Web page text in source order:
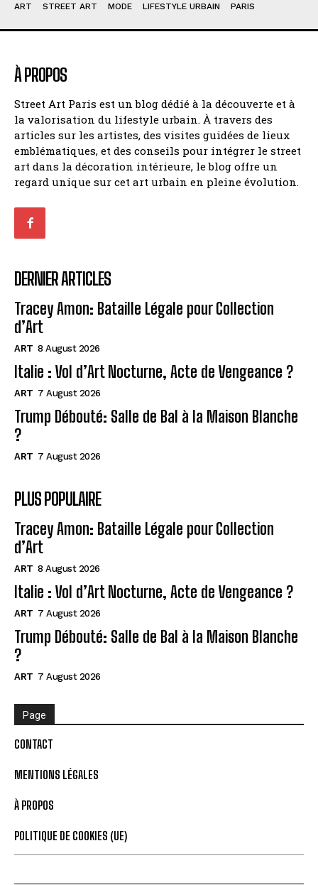
ART STREET ART MODE LIFESTYLE URBAIN PARIS
À PROPOS
Street Art Paris est un blog dédié à la découverte et à
la valorisation du lifestyle urbain. À travers des
articles sur les artistes, des visites guidées de lieux
emblématiques, et des conseils pour intégrer le street
art dans la décoration intérieure, le blog offre un
regard unique sur cet art urbain en pleine évolution.
DERNIER ARTICLES
Tracey Amon: Bataille Légale pour Collection
d’Art
ART 8 August 2026
Italie : Vol d’Art Nocturne, Acte de Vengeance ?
ART 7 August 2026
Trump Débouté: Salle de Bal à la Maison Blanche
?
ART 7 August 2026
PLUS POPULAIRE
Tracey Amon: Bataille Légale pour Collection
d’Art
ART 8 August 2026
Italie : Vol d’Art Nocturne, Acte de Vengeance ?
ART 7 August 2026
Trump Débouté: Salle de Bal à la Maison Blanche
?
ART 7 August 2026
Page
CONTACT
MENTIONS LÉGALES
À PROPOS
POLITIQUE DE COOKIES (UE)